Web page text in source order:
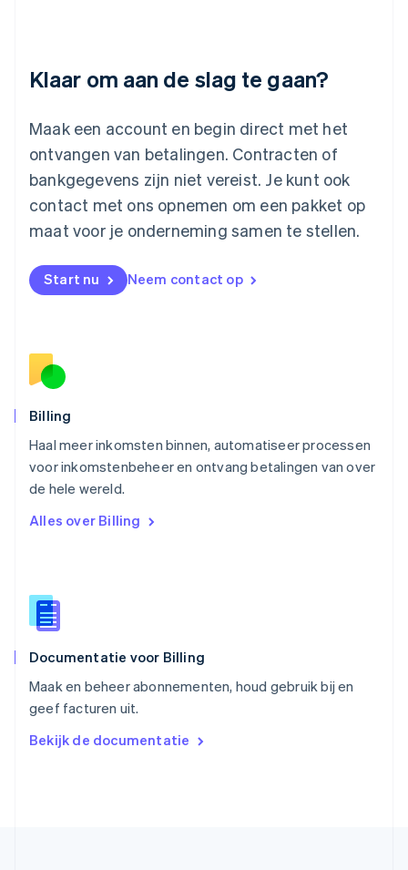
Klaar om aan de slag te gaan?
Maak een account en begin direct met het
ontvangen van betalingen. Contracten of
bankgegevens zijn niet vereist. Je kunt ook
contact met ons opnemen om een pakket op
maat voor je onderneming samen te stellen.
Start nu Neem contact op
Billing
Haal meer inkomsten binnen, automatiseer processen
voor inkomstenbeheer en ontvang betalingen van over
de hele wereld.
Alles over Billing
Documentatie voor Billing
Maak en beheer abonnementen, houd gebruik bij en
geef facturen uit.
Bekijk de documentatie
FrançaisDeutschEnglish
English
Malta
English
Mexico
Nederland
NederlandsEnglish
English
Noorwegen
English
Portugal
Português
English
Singapore
English简体中文
EnglishItaliano
Español
Thailand
Tsjechië
Vasteland van China
简体中文English
English